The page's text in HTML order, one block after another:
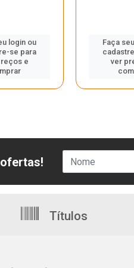
login ou
se para
e
Faça
ver
Títulos